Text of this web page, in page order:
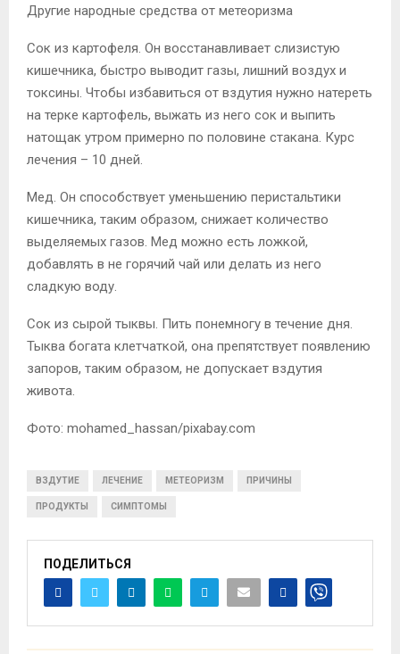
Другие народные средства от метеоризма
Сок из картофеля. Он восстанавливает слизистую
кишечника, быстро выводит газы, лишний воздух и
токсины. Чтобы избавиться от вздутия нужно натереть
на терке картофель, выжать из него сок и выпить
натощак утром примерно по половине стакана. Курс
лечения – 10 дней.
Мед. Он способствует уменьшению перистальтики
кишечника, таким образом, снижает количество
выделяемых газов. Мед можно есть ложкой,
добавлять в не горячий чай или делать из него
сладкую воду.
Сок из сырой тыквы. Пить понемногу в течение дня.
Тыква богата клетчаткой, она препятствует появлению
запоров, таким образом, не допускает вздутия
живота.
Фото: mohamed_hassan/pixabay.com
ВЗДУТИЕ ЛЕЧЕНИЕ МЕТЕОРИЗМ ПРИЧИНЫ
ПРОДУКТЫ СИМПТОМЫ
ПОДЕЛИТЬСЯ